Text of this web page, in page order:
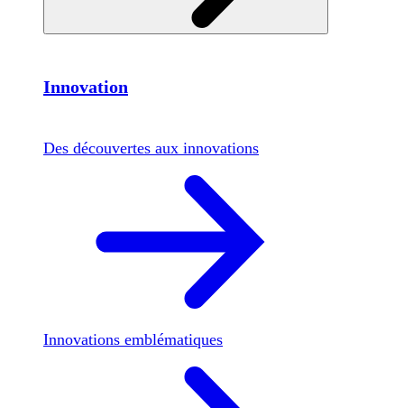
Innovation
Des découvertes aux innovations
Innovations emblématiques